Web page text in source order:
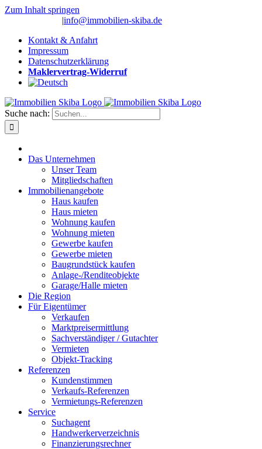
Zum Inhalt springen
|info@immobilien-skiba.de
Kontakt & Anfahrt
Impressum
Datenschutzerklärung
Maklervertrag-Widerruf
Suche nach:
Das Unternehmen
Unser Team
Mitgliedschaften
Immobilienangebote
Haus kaufen
Haus mieten
Wohnung kaufen
Wohnung mieten
Gewerbe kaufen
Gewerbe mieten
Baugrundstück kaufen
Anlage-/Renditeobjekte
Garage/Halle mieten
Die Region
Für Eigentümer
Verkaufen
Marktpreisermittlung
Sachverständiger / Gutachter
Vermieten
Objekt-Tracking
Referenzen
Kundenstimmen
Verkaufs-Referenzen
Vermietungs-Referenzen
Service
Suchagent
Handwerkerverzeichnis
Finanzierungsrechner